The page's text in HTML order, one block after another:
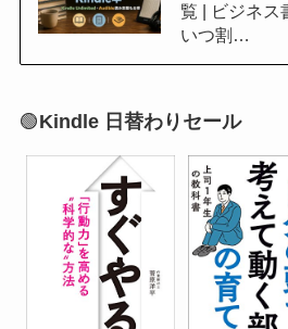
覧 | ビジネス
いつ割…
🟢Kindle 日替わりセール